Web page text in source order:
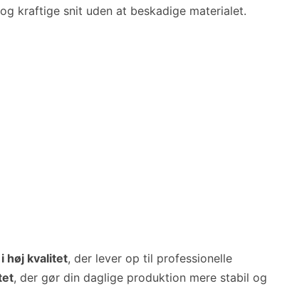
kraftige snit uden at beskadige materialet.
høj kvalitet, der lever op til professionelle
, der gør din daglige produktion mere stabil og